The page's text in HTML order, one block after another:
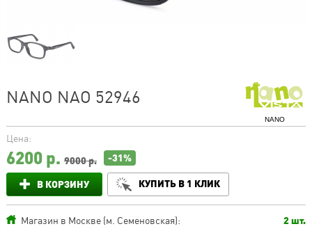
NANO
NANO NAO 52946
Цена:
6200р. 9000 р. -31%
В КОРЗИНУ КУПИТЬ В 1 КЛИК
Магазин в Москве (м. Семеновская): 2 шт.